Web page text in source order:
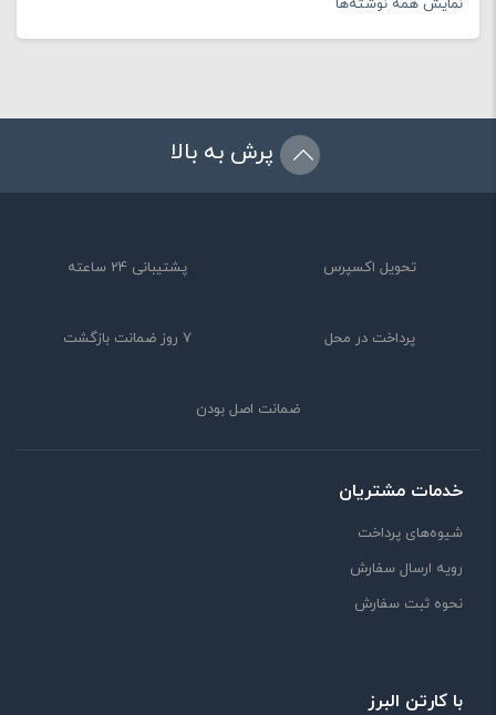
پرش به بالا
تحویل اکسپرس پشتیبانی 24 ساعته
پرداخت در محل 7 روز ضمانت بازگشت
ضمانت اصل بودن
خدمات مشتریان
شیوه‌های پرداخت
رویه ارسال سفارش
نحوه ثبت سفارش
با کارتن البرز